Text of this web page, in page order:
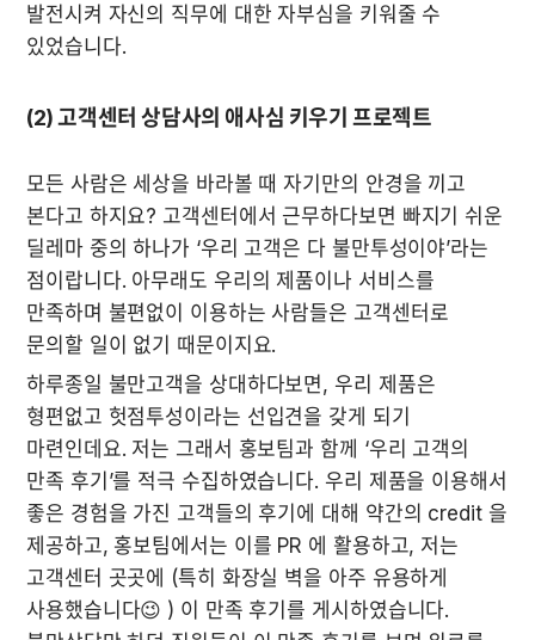
발전시켜 자신의 직무에 대한 자부심을 키워줄 수
(2) 고객센터 상담사의 애사심 키우기 프로젝트
모든 사람은 세상을 바라볼 때 자기만의 안경을 끼고
본다고 하지요? 고객센터에서 근무하다보면 빠지기 쉬운
딜레마 중의 하나가 ‘우리 고객은 다 불만투성이야’라는
점이랍니다. 아무래도 우리의 제품이나 서비스를
만족하며 불편없이 이용하는 사람들은 고객센터로
문의할 일이 없기 때문이지요.
하루종일 불만고객을 상대하다보면, 우리 제품은
형편없고 헛점투성이라는 선입견을 갖게 되기
마련인데요. 저는 그래서 홍보팀과 함께 ‘우리 고객의
만족 후기’를 적극 수집하였습니다. 우리 제품을 이용해서
좋은 경험을 가진 고객들의 후기에 대해 약간의 credit 을
제공하고, 홍보팀에서는 이를 PR 에 활용하고, 저는
고객센터 곳곳에 (특히 화장실 벽을 아주 유용하게
사용했습니다😉 ) 이 만족 후기를 게시하였습니다.